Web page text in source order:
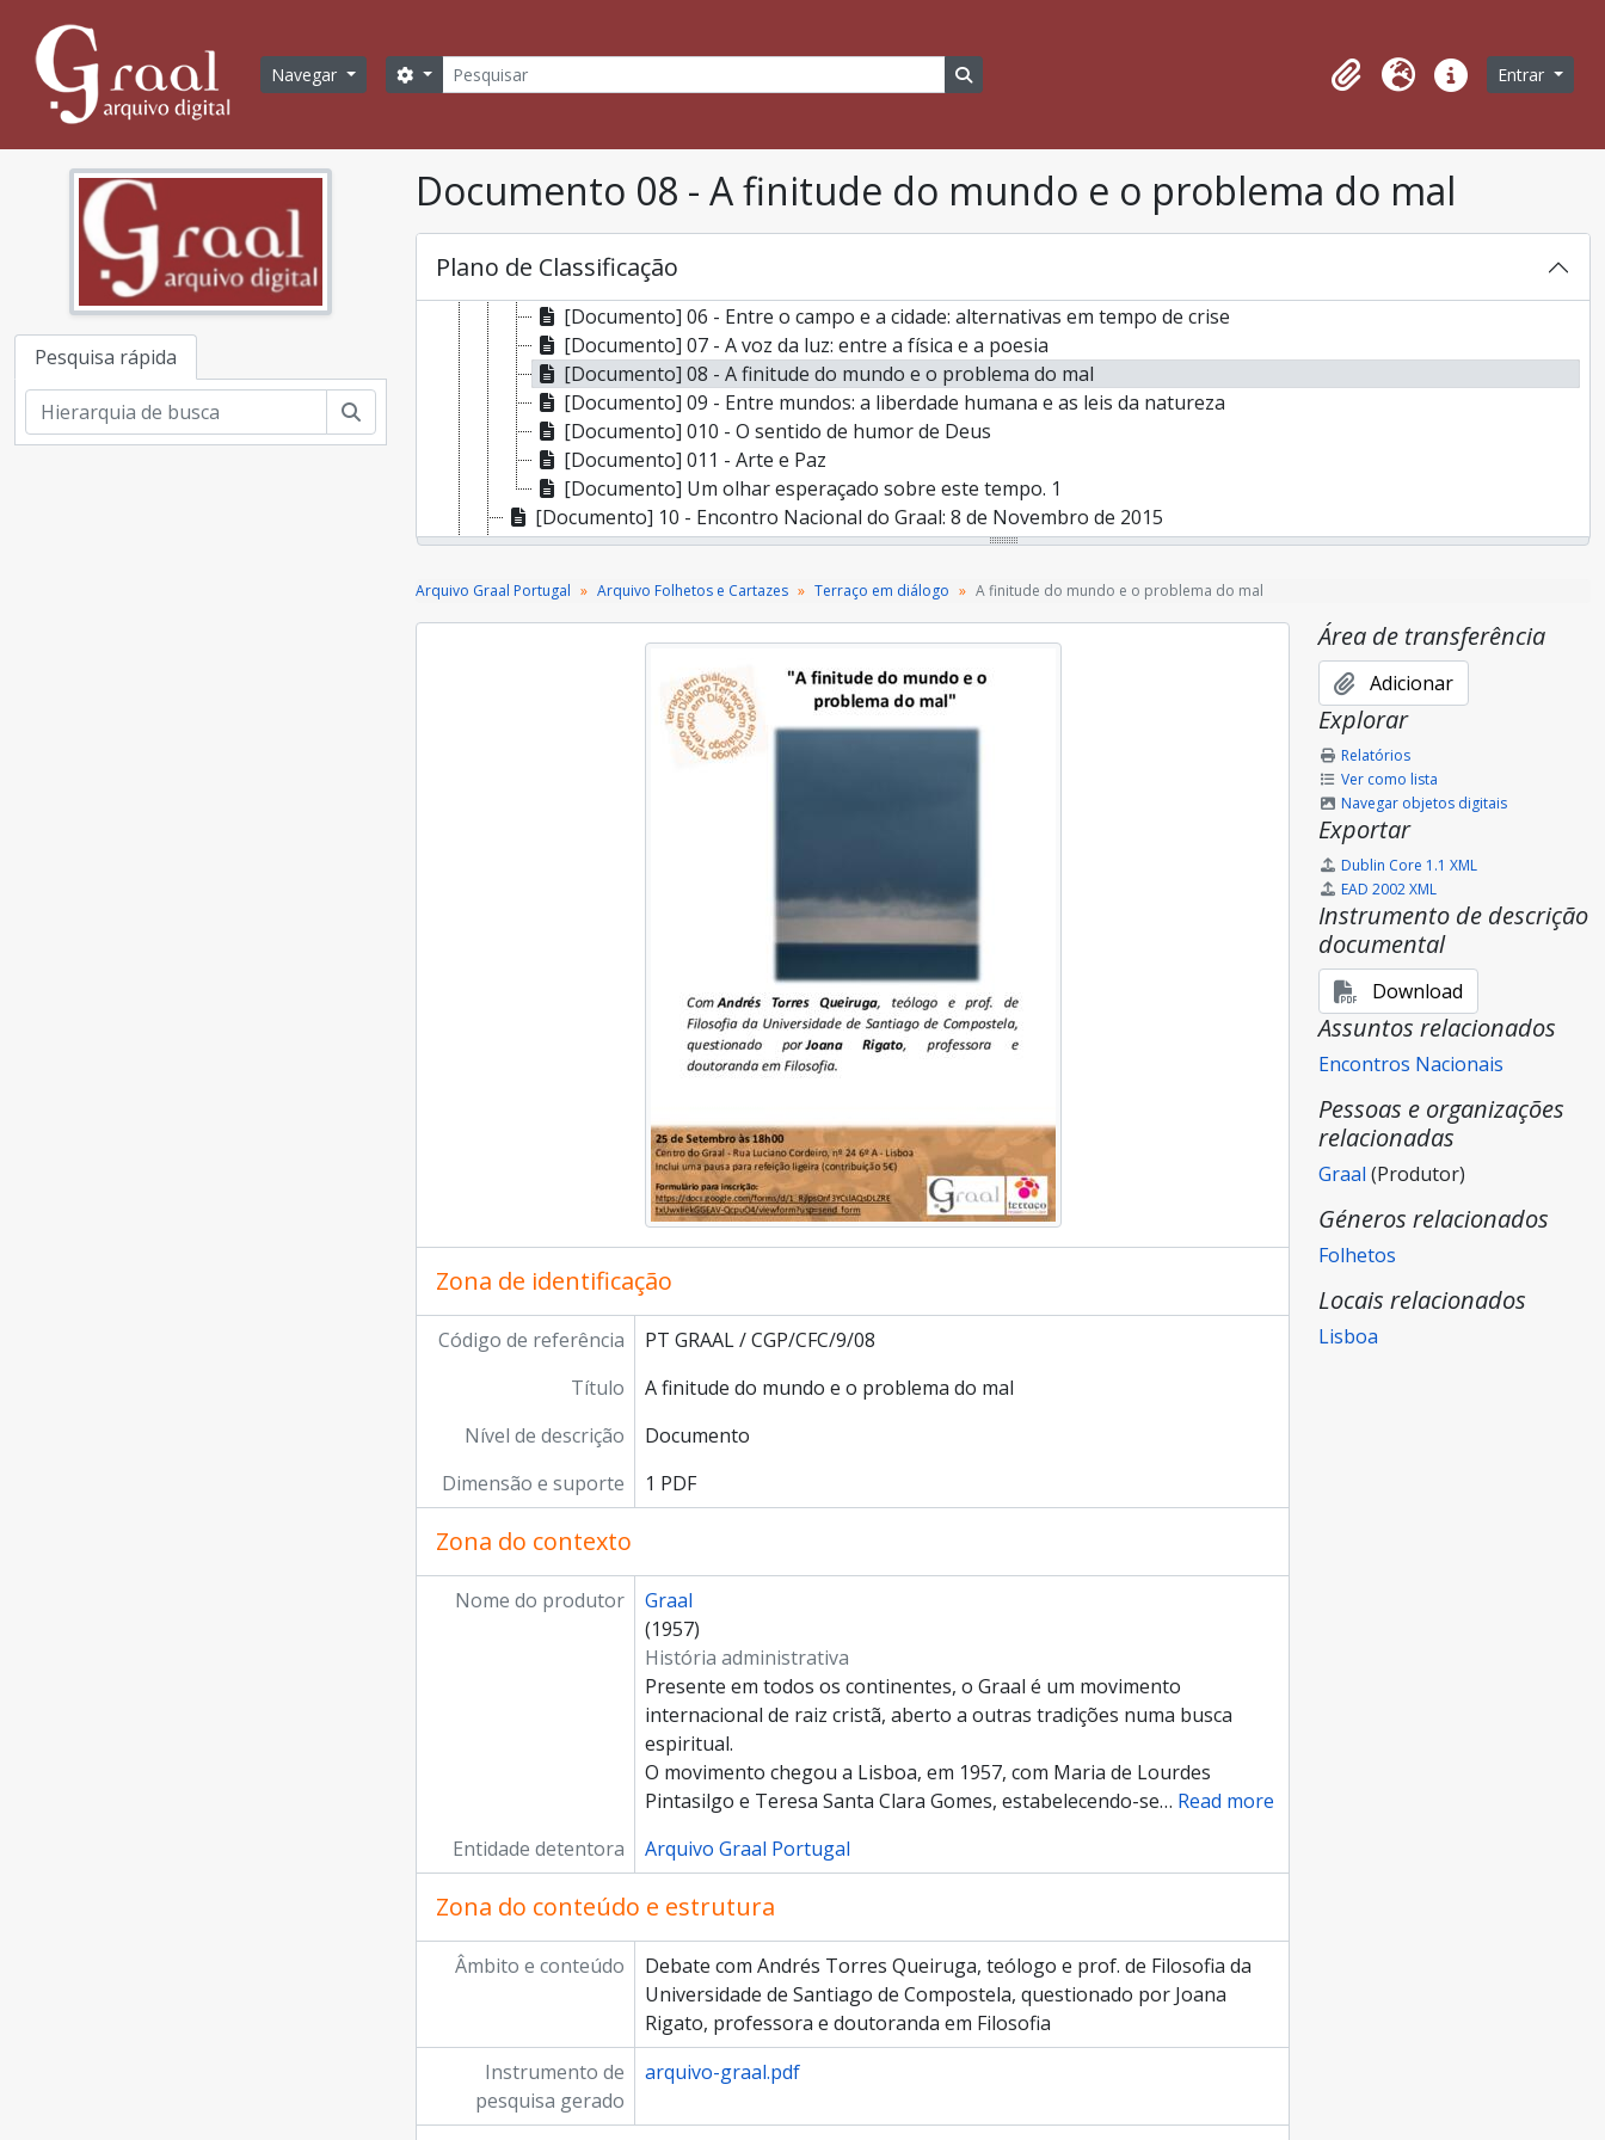
Navegar Pesquisar
Opções de busca Busque na página de navegação Área de transferência
Idioma Ligações rápidas
Entrar
Pesquisa rápida
Documento 08 - A finitude do mundo e o problema do mal
Plano de Classificação
[Documento] 6 - Convite para a Apresentação do Livro no Porto: "Deus é o existirmos, e isto não ser tudo"
[Documento composto] 7 - Folhetos Dia da Rapariga
[Documento composto] 9 - Terraço em diálogo
[Documento] 01 - Periferias do nosso tempo: os velhos
[Documento] 02 - O Islão hoje
[Documento] 03 - Espinosa, um filósofo á frente do seu tempo ?
[Documento] 04 - Condições para a Justiça
[Documento] 05 - A arte transforma
[Documento] 06 - Entre o campo e a cidade: alternativas em tempo de crise
[Documento] 07 - A voz da luz: entre a física e a poesia
[Documento] 08 - A finitude do mundo e o problema do mal
[Documento] 09 - Entre mundos: a liberdade humana e as leis da natureza
[Documento] 010 - O sentido de humor de Deus
[Documento] 011 - Arte e Paz
[Documento] Um olhar esperaçado sobre este tempo. 1
[Documento] 10 - Encontro Nacional do Graal: 8 de Novembro de 2015
[Documento] 11 - Ainda há futuro para o nosso planeta
[Documento] 13 - Entra mais em acção pela igualdade contra a violência no namoro
[Documento] 14 - Hortas portáteis
[Documento] 16 - Programa Terraço 2012-2013
[Documento] 17 - Aprendizagem pela conversa
[Documento] 18 - Folhetos promocionais (conciliação trabalho familia)
[Documento] 22 - Encontro internacional comemorativo do ano jubilar do Graal em Portugal
[Documento] 24 - Jubileu: Carta de divulgação
[Documento] 25 - Elena Lasida
[Documento] 26 - A bondade sentar-se-à a meio
[Documento] 27 - Fragâncias do Futuro
[Documento] Aonde leva esta dança - Movimento e Memória - a Festa de Pentecostes
[Documento] Todos os Santos (Encontro Nacional) 1
[Documento] Voz das/às Mulheres - Igualdade de Oportunidades - Golegâ, 26 e 27 de Maio de 2012 - Encontro Nacional
[Documento] Comunicação não violenta 1
[Documento] Convite para a aprentação no Terraço do livro:
[Documento composto] JT - Jovens no Terraço
[Documento composto] O Tempo é (todo) nosso
Arquivo Graal Portugal Arquivo Folhetos e Cartazes Terraço em diálogo A finitude do mundo e o problema do mal
Zona de identificação
Código de referência
PT GRAAL / CGP/CFC/9/08
Título
A finitude do mundo e o problema do mal
Nível de descrição
Documento
Dimensão e suporte
1 PDF
Zona do contexto
Nome do produtor
Graal
(1957)
História administrativa
Presente em todos os continentes, o Graal é um movimento
internacional de raiz cristã, aberto a outras tradições numa busca
espiritual.
O movimento chegou a Lisboa, em 1957, com Maria de Lourdes
Pintasilgo e Teresa Santa Clara Gomes, estabelecendo-se… Read more
Entidade detentora
Arquivo Graal Portugal
Zona do conteúdo e estrutura
Âmbito e conteúdo
Debate com Andrés Torres Queiruga, teólogo e prof. de Filosofia da
Universidade de Santiago de Compostela, questionado por Joana
Rigato, professora e doutoranda em Filosofia
Instrumento de
pesquisa gerado
arquivo-graal.pdf
Área de transferência
Adicionar
Explorar
Relatórios
Ver como lista
Navegar objetos digitais
Exportar
Dublin Core 1.1 XML
EAD 2002 XML
Instrumento de descrição
documental
Download
Assuntos relacionados
Encontros Nacionais
Pessoas e organizações
relacionadas
Graal (Produtor)
Géneros relacionados
Folhetos
Locais relacionados
Lisboa